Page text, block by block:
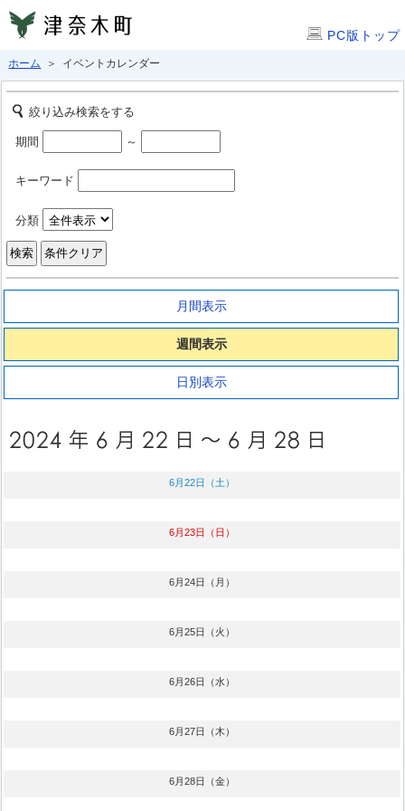
PC版トップ
ホーム ＞ イベントカレンダー
絞り込み検索をする
期間 ～
キーワード
分類
月間表示
週間表示
日別表示
6月22日（土）
6月23日（日）
6月24日（月）
6月25日（火）
6月26日（水）
6月27日（木）
6月28日（金）